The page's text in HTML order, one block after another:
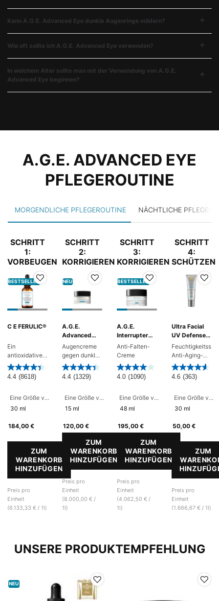
Kann A.G.E. Advanced Eye dunkle Augenringe mildern?
Wie oft sollte ich A.G.E. Advanced Eye verwenden?
In welchem Alter sollte man mit der Verwendung von A.G.E.
Advanced Eye beginnen?
A.G.E. ADVANCED EYE
PFLEGEROUTINE
MORGENDLICHE PFLEGEROUTINE NÄCHTLICHE
SCHRITT
1:
VORBEUGEN
BESTSELLER
C E FERULIC®
Ein
antioxidatives
Vitamin-C-
Serum für
jeden
welches feine
Linien und
und
Hautalterung
vorbeugt.
4.4 (8618)
Eine Größe verfügbar
30 ml
184,00 €
ZUM
WARENKORB
HINZUFÜGEN
C E FERULIC®
Preis pro
Einheit
(6.133,33 € / 1l)
SCHRITT
2:
KORRIGIEREN
NEU
A.G.E.
Advanced
Eye
Augencreme
gegen dunkle
Augenringe
und Falten
4.4 (1329)
Eine Größe verfügbar
15 ml
120,00 €
ZUM
WARENKORB
HINZUFÜGEN
A.G.E. ADVANCED EYE
Preis pro
Einheit
(8.000,00 € /
1l)
SCHRITT
3:
KORRIGIEREN
BESTSELLER
A.G.E.
Interrupter
Advanced
Anti-Falten-
Creme
4.0 (1090)
Eine Größe verfügbar
48 ml
195,00 €
ZUM
WARENKORB
HINZUFÜGEN
A.G.E.
Preis pro
Einheit
(4.062,50 € /
1l)
SCHRITT
4:
SCHÜTZEN
Ultra Facial
UV Defense
LSF 50
Anti-Aging-
Sonnencreme
für das
Gesicht mit
Breitband-
UVA- und
Lichtschutz.
4.6 (363)
Eine Größe verfügbar
30 ml
50,00 €
ZUM
Preis pro
Einheit
(1.666,67 € / 1l)
PDP Slot 1 Section
UNSERE PRODUKTEMPFEHLUNG
NEU